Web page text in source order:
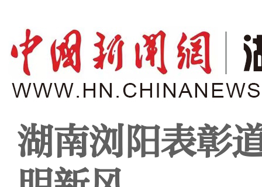
湖南浏阳表彰